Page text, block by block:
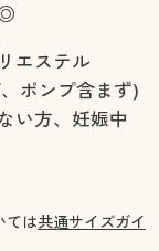
エステル
ポンプ含まず)
い方、妊娠中
ては共通サイズガイ